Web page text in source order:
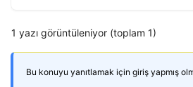
1 yazı görüntüleniyor (toplam 1)
Bu konuyu yanıtlamak için giriş yapmış